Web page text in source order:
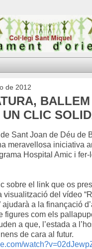
de 2012
CLIC
Sant Joan de Déu de
meravellosa iniciativa
Hospital Amic i fer-
sobre el link que os
visualització del vídeo
ajudarà a la finançació
figures com els
a que, l’estada a
de cara al futur.